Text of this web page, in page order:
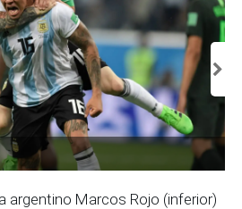
argentino Marcos Rojo (inferior)